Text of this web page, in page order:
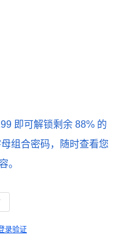
即可解锁剩余 88% 的
组合密码，随时查看您
。
录验证